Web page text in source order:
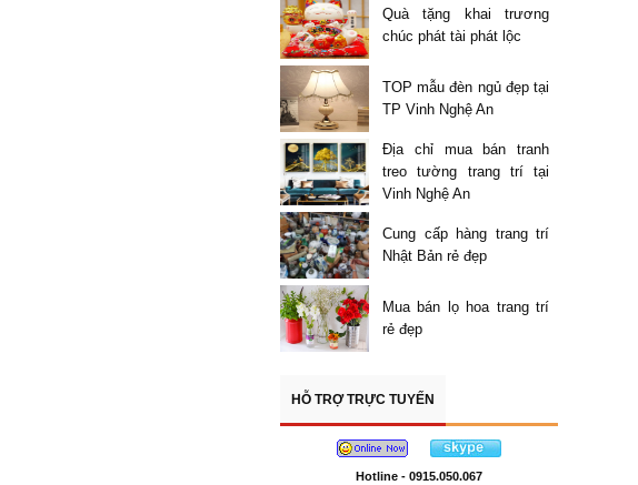
Quà tặng khai trương
chúc phát tài phát lộc
TOP mẫu đèn ngủ đẹp tại
TP Vinh Nghệ An
Địa chỉ mua bán tranh
treo tường trang trí tại
Vinh Nghệ An
Cung cấp hàng trang trí
Nhật Bản rẻ đẹp
Mua bán lọ hoa trang trí
rẻ đẹp
HỖ TRỢ TRỰC TUYẾN
Hotline - 0915.050.067